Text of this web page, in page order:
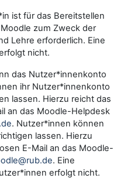
ist für das Bereitstellen
zum Zweck der
Lehre erforderlich. Eine
nicht.
das Nutzer*innenkonto
ihr Nutzer*innenkonto
lassen. Hierzu reicht das
an das Moodle-Helpdesk
. Nutzer*innen können
lassen. Hierzu
E-Mail an das Moodle-
. Eine
erfolgt nicht.